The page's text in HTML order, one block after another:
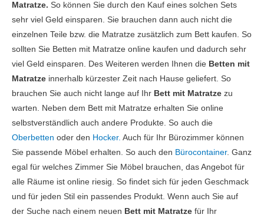
Matratze. So können Sie durch den Kauf eines solchen Sets
sehr viel Geld einsparen. Sie brauchen dann auch nicht die
einzelnen Teile bzw. die Matratze zusätzlich zum Bett kaufen. So
sollten Sie Betten mit Matratze online kaufen und dadurch sehr
viel Geld einsparen. Des Weiteren werden Ihnen die Betten mit
Matratze innerhalb kürzester Zeit nach Hause geliefert. So
brauchen Sie auch nicht lange auf Ihr Bett mit Matratze zu
warten. Neben dem Bett mit Matratze erhalten Sie online
selbstverständlich auch andere Produkte. So auch die
Oberbetten oder den Hocker. Auch für Ihr Bürozimmer können
Sie passende Möbel erhalten. So auch den Bürocontainer. Ganz
egal für welches Zimmer Sie Möbel brauchen, das Angebot für
alle Räume ist online riesig. So findet sich für jeden Geschmack
und für jeden Stil ein passendes Produkt. Wenn auch Sie auf
der Suche nach einem neuen Bett mit Matratze für Ihr